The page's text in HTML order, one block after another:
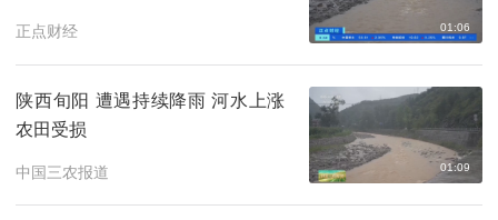
正点财经 01:06
陕西旬阳 遭遇持续降雨 河水上涨
农田受损
中国三农报道 01:09